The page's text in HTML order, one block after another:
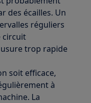
des écailles. Un
réguliers
circuit
trop rapide
soit efficace,
à
La